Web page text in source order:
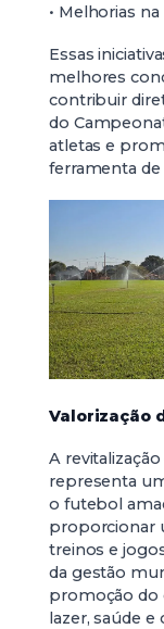
• Melhorias
Essas
melhores
contribuir
do
atletas e
ferramenta
Valorização
A
representa
o futebol
proporcionar
treinos e
da gestão
promoção
lazer, saúde e